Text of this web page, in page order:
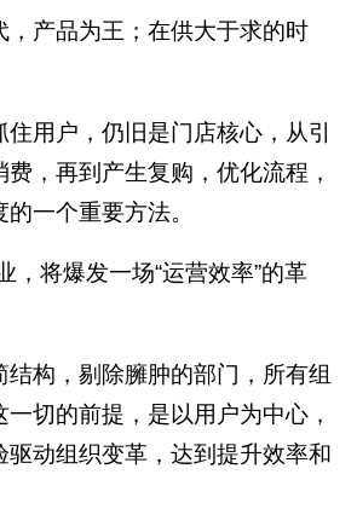
，产品为王；在供大于求的时
住用户，仍旧是门店核心，从引
，再到产生复购，优化流程，
一个重要方法。
，将爆发一场“运营效率”的革
结构，剔除臃肿的部门，所有组
切的前提，是以用户为中心，
驱动组织变革，达到提升效率和